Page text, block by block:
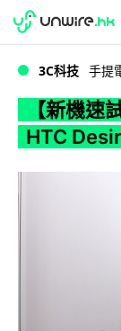
WWDC 2026
3C科技 手提
【新機速
HTC